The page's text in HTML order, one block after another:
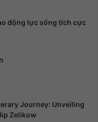
động lực sống tích cực
Journey: Unveiling
Zelikow